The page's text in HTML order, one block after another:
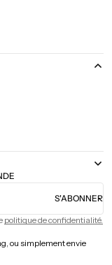
S'ABONNER
politique de confidentialité.
ou simplement envie